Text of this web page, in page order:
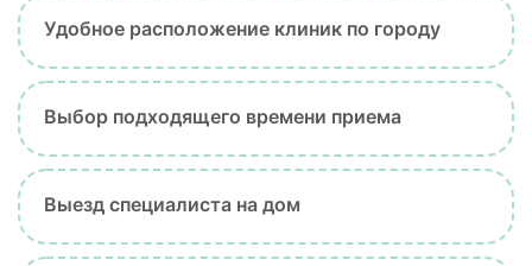
Удобное расположение клиник по городу
Выбор подходящего времени приема
Выезд специалиста на дом